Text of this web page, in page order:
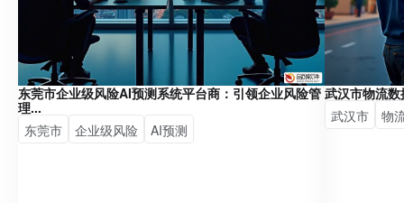
东莞市企业级风险AI预测系统平台商：引领企业风险管
理...
东莞市
企业级风险 AI预测
武汉市物流
武汉市
物